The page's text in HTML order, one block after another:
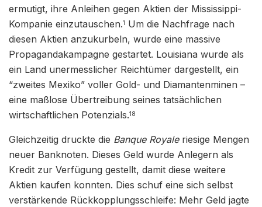
ermutigt, ihre Anleihen gegen Aktien der Mississippi-
Kompanie einzutauschen.1 Um die Nachfrage nach
diesen Aktien anzukurbeln, wurde eine massive
Propagandakampagne gestartet. Louisiana wurde als
ein Land unermesslicher Reichtümer dargestellt, ein
“zweites Mexiko” voller Gold- und Diamantenminen –
eine maßlose Übertreibung seines tatsächlichen
wirtschaftlichen Potenzials.18
Gleichzeitig druckte die Banque Royaleriesige Mengen
neuer Banknoten. Dieses Geld wurde Anlegern als
Kredit zur Verfügung gestellt, damit diese weitere
Aktien kaufen konnten. Dies schuf eine sich selbst
verstärkende Rückkopplungsschleife: Mehr Geld jagte